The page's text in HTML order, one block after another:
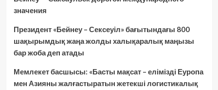
значения
Президент «Бейнеу – Сексеуіл» бағытындағы 800
шақырымдық жаңа жолды халықаралық маңызы
бар жоба деп атады
Мемлекет басшысы: «Басты мақсат – елімізді Еуропа
мен Азияны жалғастыратын жетекші логистикалық